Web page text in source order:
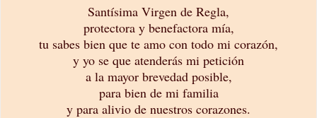
Santísima Virgen de Regla,
protectora y benefactora mía,
tu sabes bien que te amo con todo mi corazón,
y yo se que atenderás mi petición
a la mayor brevedad posible,
para bien de mi familia
y para alivio de nuestros corazones.